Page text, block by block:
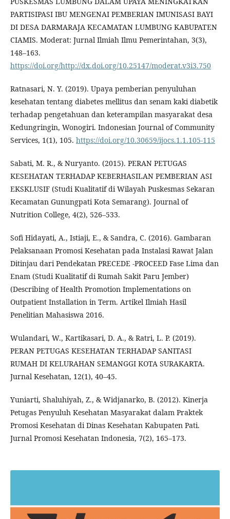
PARTISIPASI IBU MENGENAI PEMBERIAN IMUNISASI BAYI
DI DESA DARMARAJA KECAMATAN LUMBUNG KABUPATEN
CIAMIS. Moderat: Jurnal Ilmiah Ilmu Pemerintahan, 3(3),
148–163.
https://doi.org/http://dx.doi.org/10.25147/moderat.v3i3.750
Ratnasari, N. Y. (2019). Upaya pemberian penyuluhan
kesehatan tentang diabetes mellitus dan senam kaki diabetik
terhadap pengetahuan dan keterampilan masyarakat desa
Kedungringin, Wonogiri. Indonesian Journal of Community
Services, 1(1), 105. https://doi.org/10.30659/ijocs.1.1.105-115
Sabati, M. R., & Nuryanto. (2015). PERAN PETUGAS
KESEHATAN TERHADAP KEBERHASILAN PEMBERIAN ASI
EKSKLUSIF (Studi Kualitatif di Wilayah Puskesmas Sekaran
Kecamatan Gunungpati Kota Semarang). Journal of
Nutrition College, 4(2), 526–533.
Sofi Hidayati, A., Istiaji, E., & Sandra, C. (2016). Gambaran
Pelaksanaan Promosi Kesehatan pada Instalasi Rawat Jalan
Ditinjau dari Pendekatan PRECEDE -PROCEED Fase Lima dan
Enam (Studi Kualitatif di Rumah Sakit Paru Jember)
(Describing of Health Promotion Implementations on
Outpatient Installation in Term. Artikel Ilmiah Hasil
Penelitian Mahasiswa 2016.
Wulandari, W., Kartikasari, D. A., & Ratri, L. P. (2019).
PERAN PETUGAS KESEHATAN TERHADAP SANITASI
RUMAH DI KELURAHAN SEMANGGI KOTA SURAKARTA.
Jurnal Kesehatan, 12(1), 40–45.
Yuniarti, Shaluhiyah, Z., & Widjanarko, B. (2012). Kinerja
Petugas Penyuluh Kesehatan Masyarakat dalam Praktek
Promosi Kesehatan di Dinas Kesehatan Kabupaten Pati.
Jurnal Promosi Kesehatan Indonesia, 7(2), 165–173.